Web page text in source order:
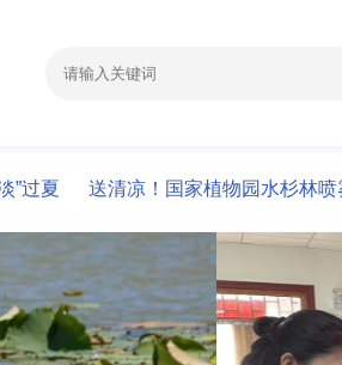
送清凉！国家植物园水杉林喷雾增加